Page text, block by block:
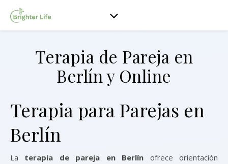
Terapia de Pareja en
Berlín y Online
Terapia para Parejas en
Berlín
La terapia de pareja en Berlín ofrece orientación